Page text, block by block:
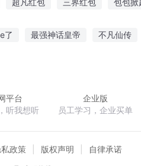
超凡红包 三界红包 包包掀
了 最强神话皇帝 不凡仙传
平台
听我想听
企业版
员工学习，企业买单
政策 版权声明 自律承诺